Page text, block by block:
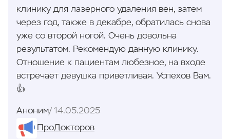
клинику для лазерного удаления вен, затем
через год, также в декабре, обратилась снова
уже со второй ногой. Очень довольна
результатом. Рекомендую данную клинику.
Отношение к пациентам любезное, на входе
встречает девушка приветливая. Успехов Вам.
👍
Аноним 14.05.2025
ПроДокторов